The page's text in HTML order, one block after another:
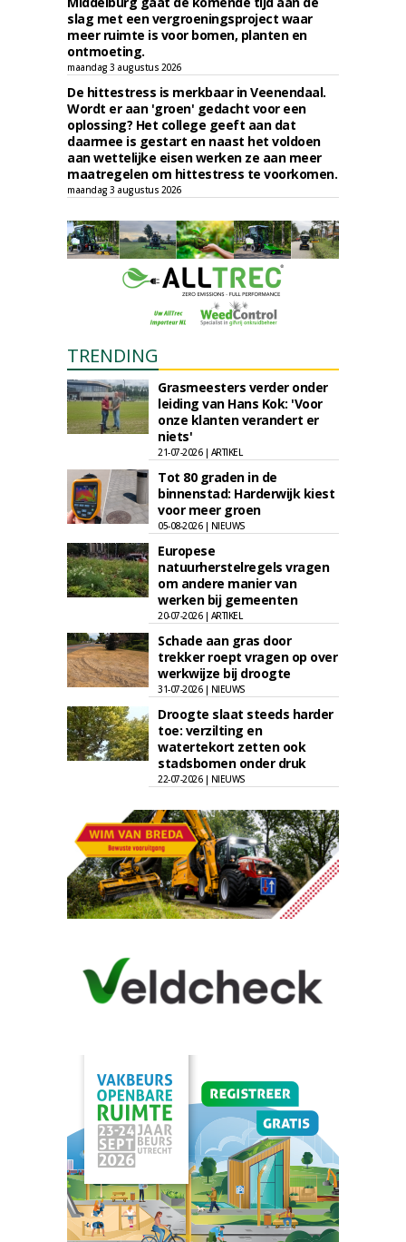
slag met een vergroeningsproject waar
meer ruimte is voor bomen, planten en
ontmoeting.
maandag 3 augustus 2026
De hittestress is merkbaar in Veenendaal.
Wordt er aan 'groen' gedacht voor een
oplossing? Het college geeft aan dat
daarmee is gestart en naast het voldoen
aan wettelijke eisen werken ze aan meer
maatregelen om hittestress te voorkomen.
maandag 3 augustus 2026
TRENDING
Grasmeesters verder onder
leiding van Hans Kok: 'Voor
onze klanten verandert er
niets'
21-07-2026 | ARTIKEL
Tot 80 graden in de
binnenstad: Harderwijk kiest
voor meer groen
05-08-2026 | NIEUWS
Europese
natuurherstelregels vragen
om andere manier van
werken bij gemeenten
20-07-2026 | ARTIKEL
Schade aan gras door
trekker roept vragen op over
werkwijze bij droogte
31-07-2026 | NIEUWS
Droogte slaat steeds harder
toe: verzilting en
watertekort zetten ook
stadsbomen onder druk
22-07-2026 | NIEUWS